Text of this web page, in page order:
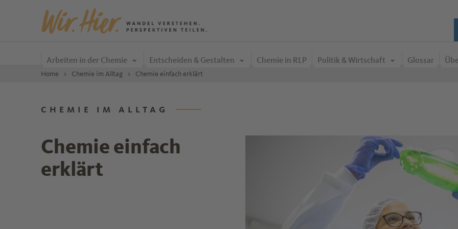
Zum Inhalt springen
Arbeiten in der Chemie Entscheiden & Gestalten Chemie in RLP Politik & Wirtschaft Glossar
Home Chemie im Alltag Chemie einfach erklärt
CHEMIE IM ALLTAG
Chemie einfach
erklärt